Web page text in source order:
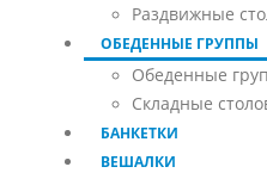
Раздвижные
ОБЕДЕННЫЕ ГРУППЫ
Обеденные
Складные
БАНКЕТКИ
ВЕШАЛКИ